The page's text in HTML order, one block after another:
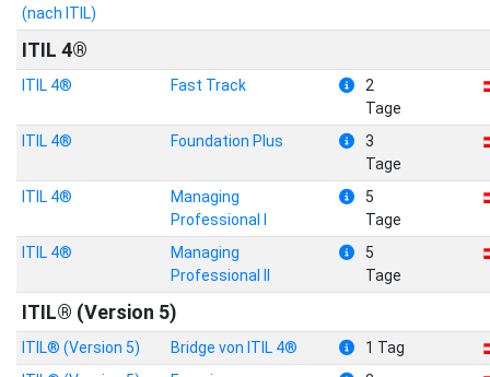
(nach ITIL)
ITIL 4®
ITIL 4® Fast Track
2
Tage
ITIL 4®
Foundation Plus
3
Tage
ITIL 4®
Managing
Professional I
5
Tage
ITIL 4®
Managing
Professional II
5
Tage
ITIL® (Version 5)
ITIL® (Version 5) Bridge von ITIL 4®
1 Tag